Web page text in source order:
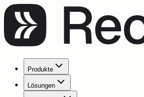
Produkte
Lösungen